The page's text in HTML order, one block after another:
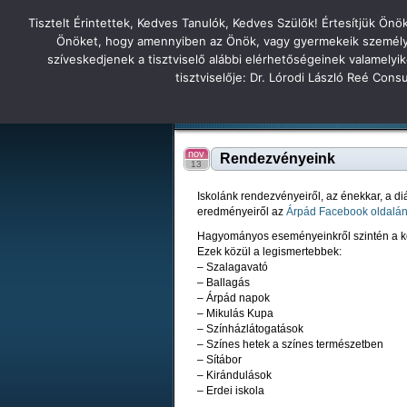
Főoldal Hírek Tudás Állandóság
Rendezvényeink
nov
13
Iskolánk rendezvényeiről, az énekkar, a
eredményeiről az Árpád Facebook oldalán
Hagyományos eseményeinkről szintén a
Ezek közül a legismertebbek:
– Szalagavató
– Ballagás
– Árpád napok
– Mikulás Kupa
– Színházlátogatások
– Színes hetek a színes természetben
– Sítábor
– Kirándulások
– Erdei iskola
Tatabányai Árpád Gimnázium 2
Tisztelt Érintettek, Kedves Tanulók, Kedves Szülők! Értesítjük
Önöket, hogy amennyiben az Önök, vagy gyermekeik
szíveskedjenek a tisztviselő alábbi elérhetőségeinek
tisztviselője: Dr. Lórodi László Reé